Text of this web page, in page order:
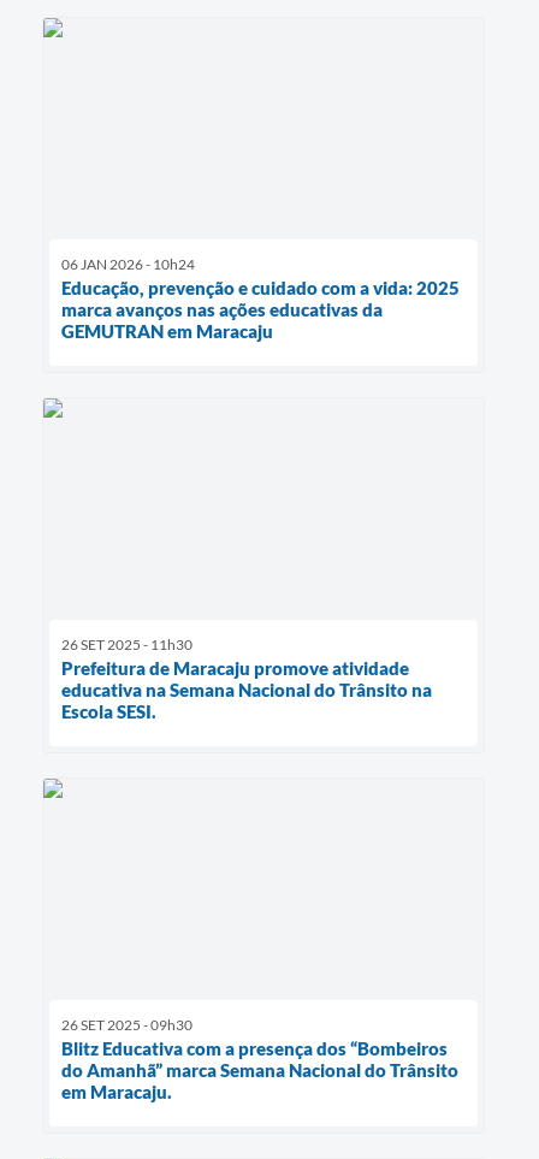
06 JAN 2026 - 10h24
Educação, prevenção e cuidado com a vida: 2025
marca avanços nas ações educativas da
GEMUTRAN em Maracaju
26 SET 2025 - 11h30
Prefeitura de Maracaju promove atividade
educativa na Semana Nacional do Trânsito na
Escola SESI.
26 SET 2025 - 09h30
Blitz Educativa com a presença dos “Bombeiros
do Amanhã” marca Semana Nacional do Trânsito
em Maracaju.